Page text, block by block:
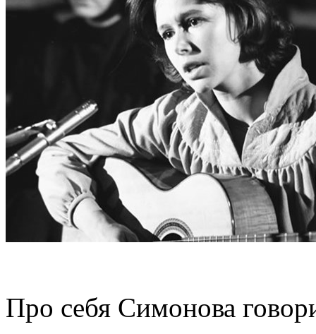
Про себя Симонова